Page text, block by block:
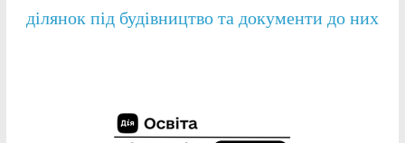
ділянок під будівництво та документи до них